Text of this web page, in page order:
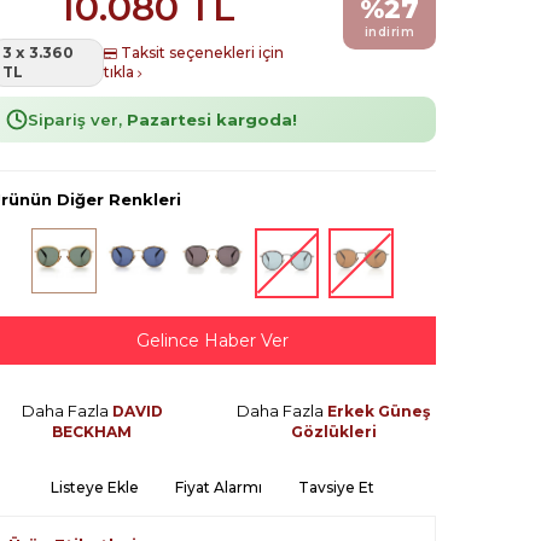
3 x 3.360
TL
Taksit seçenekleri için
tıkla
%27
indirim
Sipariş ver, Pazartesi kargoda!
Diğer Renkleri
Gelince Haber Ver
Daha Fazla DAVID
BECKHAM
Daha Fazla Erkek Güneş
Gözlükleri
Listeye Ekle Fiyat Alarmı Tavsiye Et